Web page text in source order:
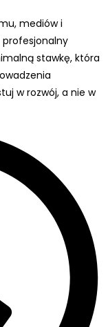
mediów i
stawkę, która
w rozwój, a nie w